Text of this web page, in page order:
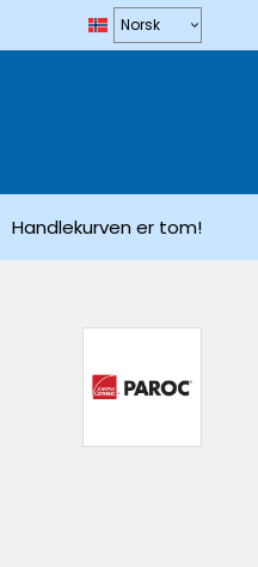
Handlekurven er tom!